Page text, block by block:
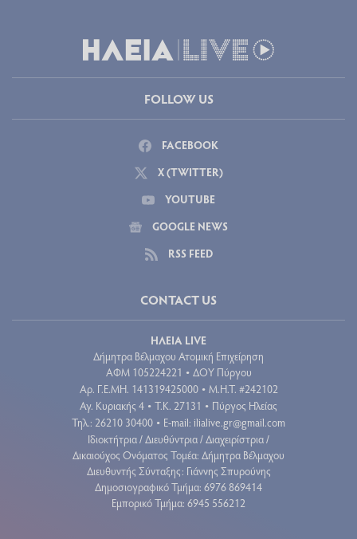
FOLLOW US
FACEBOOK
X (TWITTER)
YOUTUBE
GOOGLE NEWS
RSS FEED
CONTACT US
ΗΛΕΙΑ LIVE
Δήμητρα Βέλμαχου Ατομική Επιχείρηση
ΑΦΜ 105224221 • ΔΟΥ Πύργου
Aρ. Γ.Ε.ΜΗ. 141319425000 • Μ.Η.Τ. #242102
Αγ. Κυριακής 4 • Τ.Κ. 27131 • Πύργος Ηλείας
Τηλ.: 26210 30400 • E-mail: ilialive.gr@gmail.com
Ιδιοκτήτρια / Διευθύντρια / Διαχειρίστρια /
Δικαιούχος Ονόματος Τομέα: Δήμητρα Βέλμαχου
Διευθυντής Σύνταξης: Γιάννης Σπυρούνης
Δημοσιογραφικό Τμήμα: 6976 869414
Εμπορικό Τμήμα: 6945 556212